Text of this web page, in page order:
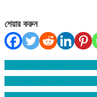
শেয়ার করুন
Post
navigation